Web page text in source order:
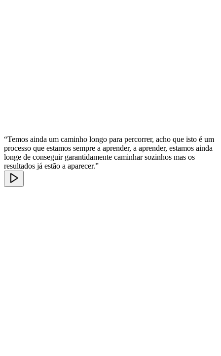
“Temos ainda um caminho longo para percorrer, acho que isto é um
processo que estamos sempre a aprender, a aprender, estamos ainda
longe de conseguir garantidamente caminhar sozinhos mas os
resultados já estão a aparecer.”